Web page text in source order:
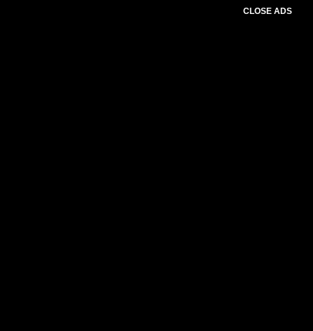
CLOSE ADS